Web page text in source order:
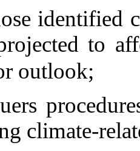
identified
to
outlook;
climate-